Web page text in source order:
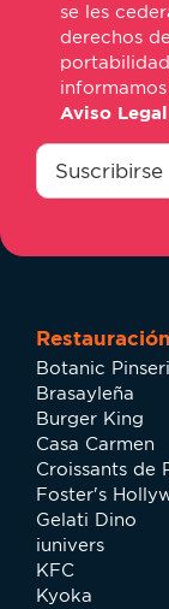
se les
derechos
Aviso Legal
Suscribirse
Restauración
Botanic
Brasayleña
Burger King
Casa Carmen
Croissants de
Foster's
Gelati Dino
iunivers
KFC
Kyoka